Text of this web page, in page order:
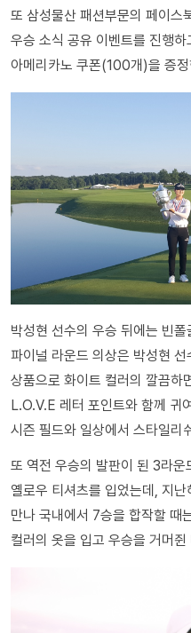
또 삼성물산 패션부문의 페이스
우승 소식 공유 이벤트를 진행
아메리카노 쿠폰(100개)을 증
박성현 선수의 우승 뒤에는 빈
파이널 라운드 의상은 박성현
상품으로 화이트 컬러의 깔끔하
L.O.V.E 레터 포인트와 함께 귀
시즌 필드와 일상에서 스타일리
또 역전 우승의 발판이 된 3라
옐로우 티셔츠를 입었는데, 지
만나 국내에서 7승을 합작할 때
컬러의 옷을 입고 우승을 거머쥔